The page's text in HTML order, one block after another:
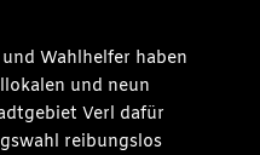
Wahlhelfer haben
und neun
Verl dafür
reibungslos